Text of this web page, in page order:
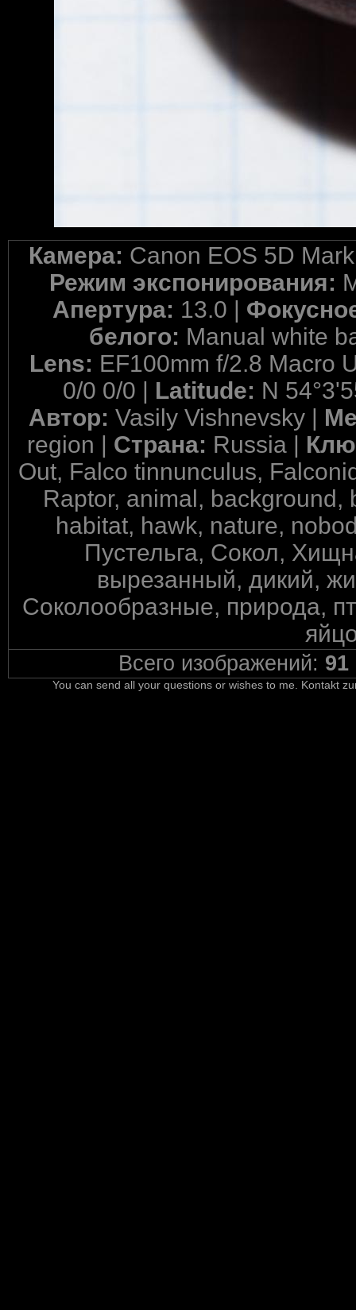
Камера: Canon EOS 5D
Режим экспонирования:
Апертура: 13.0 |
белого: Manual white
Lens: EF100mm f/2.8 Macro
0/0 0/0 | Latitude: N
Автор:Vasily Vishnevsky |
region | Страна: Russia |
Out, Falco tinnunculus,
Raptor, animal, background,
habitat, hawk, nature,
Пустельга, Сокол,
вырезанный, дикий,
Соколообразные, природа,
Всего изображений: 91
You can send all your questions or wishes to me. Kontakt